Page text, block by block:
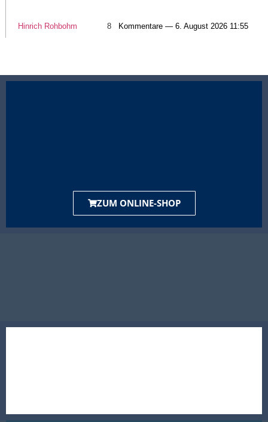
Hinrich Rohbohm 8 Kommentare — 6. August 2026 11:55
ZUM ONLINE-SHOP